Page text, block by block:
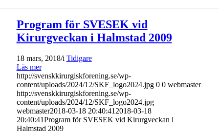
Program för SVESEK vid
Kirurgveckan i Halmstad 2009
18 mars, 2018/i Tidigare
Läs mer
http://svenskkirurgiskforening.se/wp-
content/uploads/2024/12/SKF_logo2024.jpg 0 0 webmaster
http://svenskkirurgiskforening.se/wp-
content/uploads/2024/12/SKF_logo2024.jpg
webmaster2018-03-18 20:40:41 2018-03-18
20:40:41Program för SVESEK vid Kirurgveckan i
Halmstad 2009